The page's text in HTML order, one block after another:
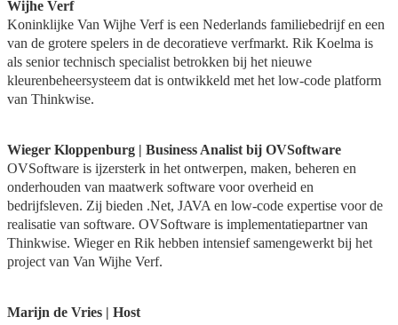
Wijhe Verf
Koninklijke Van Wijhe Verf is een Nederlands familiebedrijf en een
van de grotere spelers in de decoratieve verfmarkt. Rik Koelma is
als senior technisch specialist betrokken bij het nieuwe
kleurenbeheersysteem dat is ontwikkeld met het low-code platform
van Thinkwise.
Wieger Kloppenburg | Business Analist bij OVSoftware
OVSoftware is ijzersterk in het ontwerpen, maken, beheren en
onderhouden van maatwerk software voor overheid en
bedrijfsleven. Zij bieden .Net, JAVA en low-code expertise voor de
realisatie van software. OVSoftware is implementatiepartner van
Thinkwise. Wieger en Rik hebben intensief samengewerkt bij het
project van Van Wijhe Verf.
Marijn de Vries | Host